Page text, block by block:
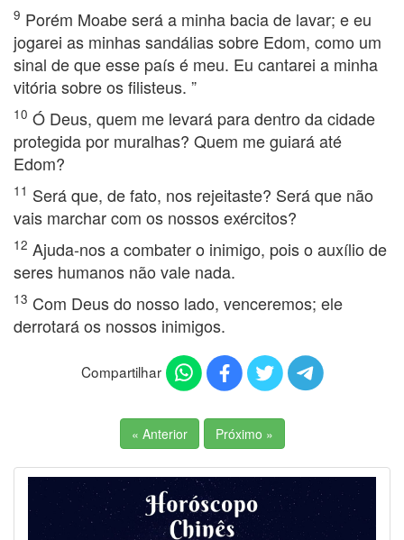
9 Porém Moabe será a minha bacia de lavar; e eu
jogarei as minhas sandálias sobre Edom, como um
sinal de que esse país é meu. Eu cantarei a minha
vitória sobre os filisteus. ”
10 Ó Deus, quem me levará para dentro da cidade
protegida por muralhas? Quem me guiará até
Edom?
11 Será que, de fato, nos rejeitaste? Será que não
vais marchar com os nossos exércitos?
12 Ajuda-nos a combater o inimigo, pois o auxílio de
seres humanos não vale nada.
13 Com Deus do nosso lado, venceremos; ele
derrotará os nossos inimigos.
Compartilhar
« Anterior Próximo »